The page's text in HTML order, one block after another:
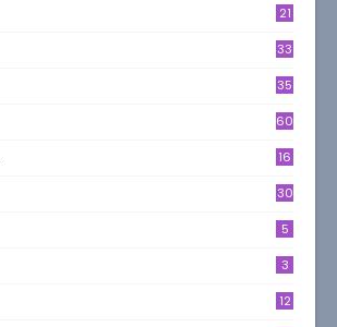
21
33
35
60
16
30
5
3
12